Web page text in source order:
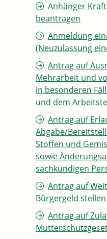
Anhänger
beantragen
Anmeldung
(Neuzulassung
Antrag auf
Mehrarbeit und
in besonderen
und dem
Antrag auf
Abgabe/
Stoffen und
sowie
sachkundigen
Antrag auf
Bürgergeld stellen
Antrag auf